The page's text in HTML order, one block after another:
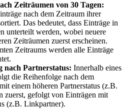
Zeiträumen von 30 Tagen:
nach dem Zeitraum ihrer
Das bedeutet, dass Einträge in
unterteilt werden, wobei neuere
Zeiträumen zuerst erscheinen.
Zeitraums werden alle Einträge
nach Partnerstatus: Innerhalb eines
die Reihenfolge nach dem
einem höheren Partnerstatus (z.B.
zuerst, gefolgt von Einträgen mit
(z.B. Linkpartner).